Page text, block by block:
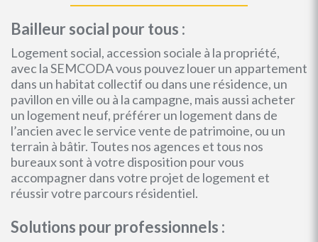
Bailleur social pour tous :
Logement social, accession sociale à la propriété,
avec la SEMCODA vous pouvez louer un appartement
dans un habitat collectif ou dans une résidence, un
pavillon en ville ou à la campagne, mais aussi acheter
un logement neuf, préférer un logement dans de
l’ancien avec le service vente de patrimoine, ou un
terrain à bâtir. Toutes nos agences et tous nos
bureaux sont à votre disposition pour vous
accompagner dans votre projet de logement et
réussir votre parcours résidentiel.
Solutions pour professionnels :